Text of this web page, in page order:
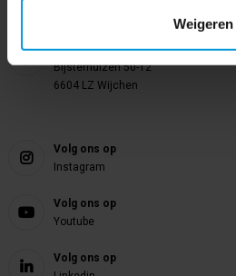
Weigeren
Avodesch B.V.
Bijsterhuizen 50-12
6604 LZ Wijchen
Volg ons op
Instagram
Volg ons op
Youtube
Volg ons op